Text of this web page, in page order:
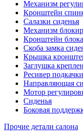
Механизм
Кронштейн
Салазки сиденья
Механизм
Кронштейн
Скоба замка
Крышка
Заглушка
Ресивер
Направляющая
Мотор
Сиденья
Боковая
Прочие детали салона